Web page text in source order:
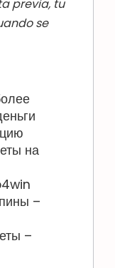
previa, tu
se
на
–
–